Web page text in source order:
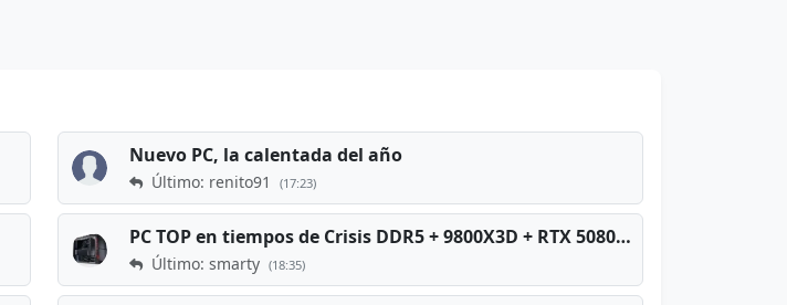
Nuevo PC, la calentada del año
Último: renito91 (17:23)
PC TOP en tiempos de Crisis DDR5 + 9800X3D + RTX 5080 [2026][2400€]
Último: smarty (18:35)